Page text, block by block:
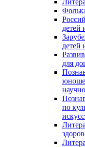
детей
детей
для
по